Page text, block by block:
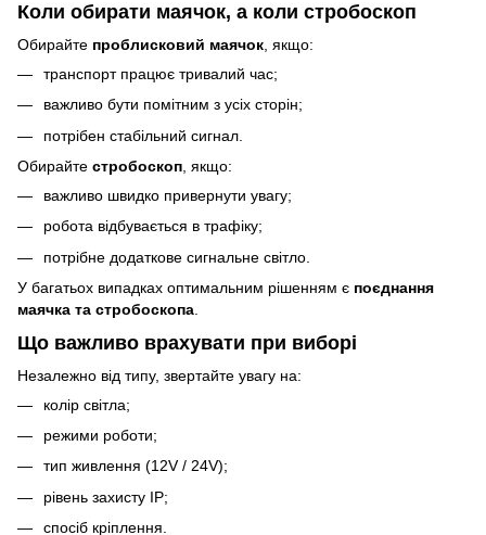
Коли обирати маячок, а коли стробоскоп
Обирайте проблисковий маячок , якщо:
транспорт працює тривалий час;
важливо бути помітним з усіх сторін;
потрібен стабільний сигнал.
Обирайте стробоскоп , якщо:
важливо швидко привернути увагу;
робота відбувається в трафіку;
потрібне додаткове сигнальне світло.
У багатьох випадках оптимальним рішенням є поєднання
маячка та стробоскопа
Що важливо врахувати при виборі
Незалежно від типу, звертайте увагу на:
колір світла;
режими роботи;
тип живлення (12V / 24V);
рівень захисту IP;
спосіб кріплення.